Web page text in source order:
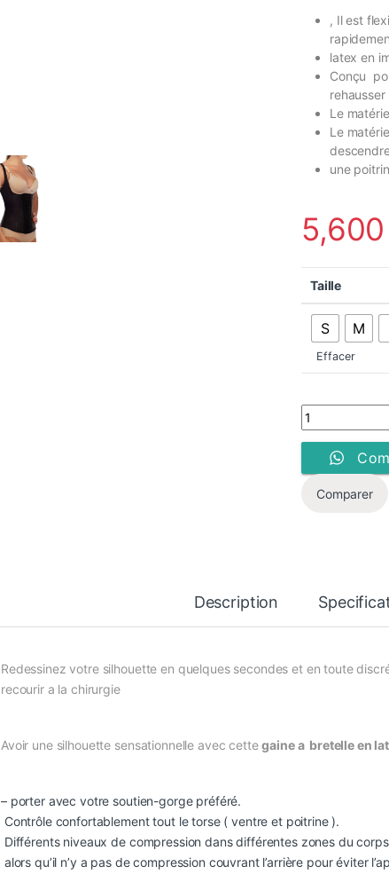
, Il est
latex en
Conçu
Le
Le
une
5,600
Taille
S M
Effacer
Gaine
Comparer
Description
Redessinez votre silhouette en quelques secondes et en toute
recourir a la chirurgie
Avoir une silhouette sensationnelle avec cettegaine a bretelle en
– porter avec votre soutien-gorge préféré.
Contrôle confortablement tout le torse ( ventre et poitrine ).
Différents niveaux de compression dans différentes zones du
alors qu’il n’y a pas de compression couvrant l’arrière pour éviter